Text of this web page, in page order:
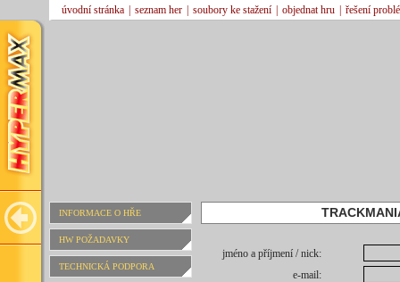
úvodní stránka seznam her soubory ke stažení objednat hru řešení
INFORMACE O HŘE
HW POŽADAVKY
TECHNICKÁ PODPORA
jméno a příjmení / nick:
e-mail: